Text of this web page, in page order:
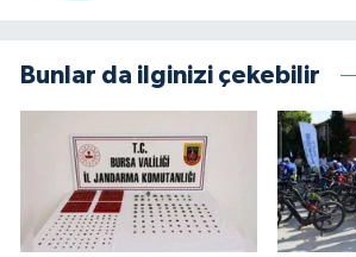
Bunlar da ilginizi çekebilir